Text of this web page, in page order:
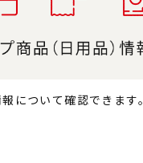
について確認できます。